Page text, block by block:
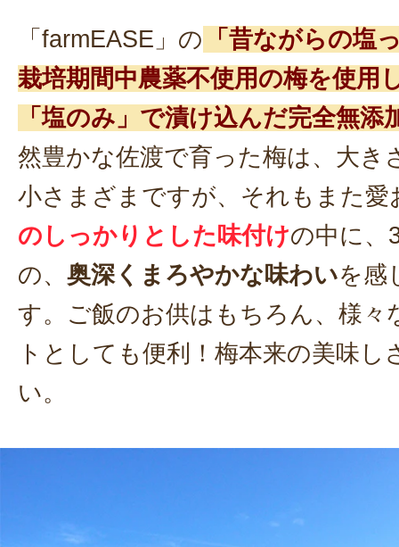
「farmEASE」の
「昔ながらの塩
栽培期間中農薬不使用の梅を使用
「塩のみ」で漬け込んだ完全無添
然豊かな佐渡で育った梅は、大き
小さまざまですが、それもまた愛
のしっかりとした味付けの中に、
の、 奥深くまろやかな味わいを感
す。ご飯のお供はもちろん、様々
トとしても便利！梅本来の美味し
い。